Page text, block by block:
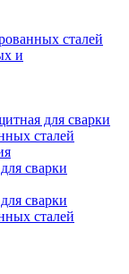
сталей
и
для сварки
сталей
сварки
сварки
сталей